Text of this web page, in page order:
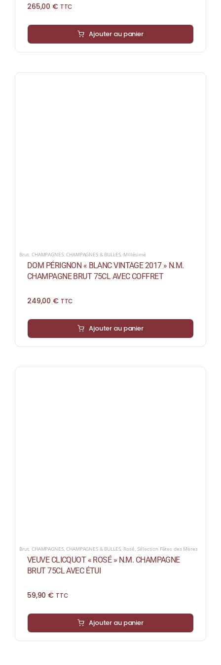
265,00 € TTC
Ajouter au panier
Brut ,CHAMPAGNES,CHAMPAGNES & BULLES, Millésimé
DOM PÉRIGNON « BLANC VINTAGE 2017 » N.M.
CHAMPAGNE BRUT 75CL AVEC COFFRET
249,00 € TTC
Ajouter au panier
Brut ,CHAMPAGNES,CHAMPAGNES & BULLES, Rosé ,Sélection Fêtes des Mères
VEUVE CLICQUOT « ROSÉ » N.M. CHAMPAGNE
BRUT 75CL AVEC ÉTUI
59,90 € TTC
Ajouter au panier